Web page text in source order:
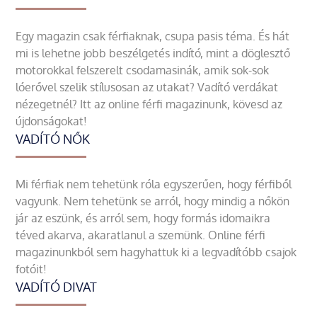
Egy magazin csak férfiaknak, csupa pasis téma. És hát
mi is lehetne jobb beszélgetés indító, mint a döglesztő
motorokkal felszerelt csodamasinák, amik sok-sok
lóerővel szelik stílusosan az utakat? Vadító verdákat
nézegetnél? Itt az online férfi magazinunk, kövesd az
újdonságokat!
VADÍTÓ NŐK
Mi férfiak nem tehetünk róla egyszerűen, hogy férfiből
vagyunk. Nem tehetünk se arról, hogy mindig a nőkön
jár az eszünk, és arról sem, hogy formás idomaikra
téved akarva, akaratlanul a szemünk. Online férfi
magazinunkból sem hagyhattuk ki a legvadítóbb csajok
fotóit!
VADÍTÓ DIVAT